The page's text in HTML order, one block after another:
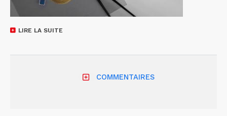
LIRE LA SUITE
COMMENTAIRES